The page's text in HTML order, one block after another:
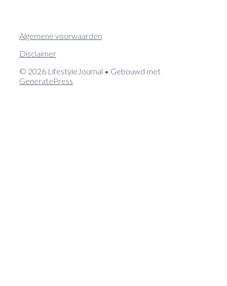
Algemene voorwaarden
Disclaimer
© 2026 LifestyleJournal • Gebouwd met
GeneratePress